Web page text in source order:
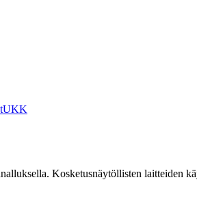
UKK
Kosketusnäytöllisten laitteiden